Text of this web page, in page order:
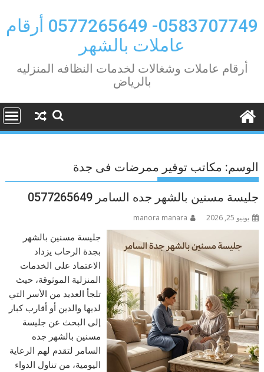
to
content
0583707749- 0577265649 أرقام
عاملات بالشهر
أرقام عاملات وشغالات لخدمات النظافه المنزليه
بالرياض
الوسم: مكاتب توفير ممرضات فى جدة
جليسة مسنين بالشهر جده السامر 0577265649
يونيو 25, 2026 manora manara
جليسة مسنين بالشهر
بجدة الرحاب يزداد
الاعتماد على الخدمات
المنزلية الموثوقة، حيث
تلجأ العديد من الأسر التي
لديها والدين أو أقارب كبار
إلى البحث عن جليسة
مسنين بالشهر جده
السامر لتقدم لهم الرعاية
اليومية، من تناول الدواء